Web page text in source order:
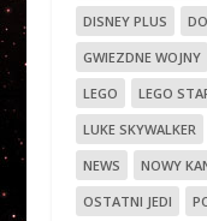
DISNEY PLUS
GWIEZDNE WOJNY
LEGO
LEGO
LUKE SKYWALKER
NEWS
NOWY
OSTATNI JEDI